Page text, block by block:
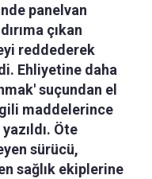
panelvan
çıkan
reddederek
Ehliyetine daha
suçundan el
maddelerince
Öte
sürücü,
sağlık ekiplerine